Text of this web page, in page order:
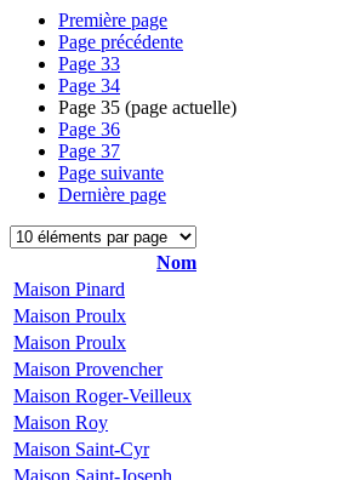
Première page
Page précédente
Page 33
Page 34
Page 35 (page actuelle)
Page 36
Page 37
Page suivante
Dernière page
Nom
Maison Pinard
Maison Proulx
Maison Proulx
Maison Provencher
Maison Roger-Veilleux
Maison Roy
Maison Saint-Cyr
Maison Saint-Joseph